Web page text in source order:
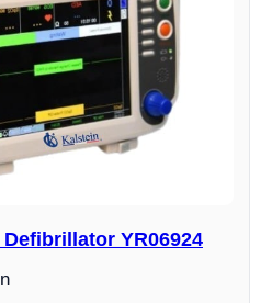
YR06924